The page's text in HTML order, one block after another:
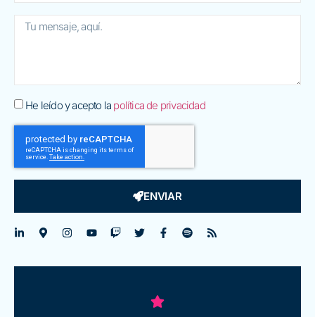
He leído y acepto la política de privacidad
ENVIAR